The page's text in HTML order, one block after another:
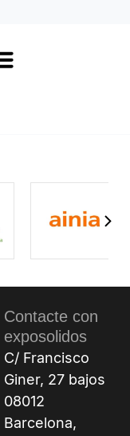
Contacte con
exposolidos
C/ Francisco
Giner, 27 bajos
08012
Barcelona,